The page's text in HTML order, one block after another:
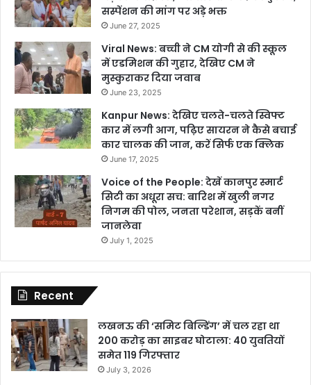
सस्पेंशन की मांग पर अड़े भक्त
June 27, 2025
Viral News: बच्ची ने CM योगी से की स्कूल
में एडमिशन की गुहार, देखिए CM ने
मुस्कुराकर दिया जवाब
June 23, 2025
Kanpur News: देखिए चलते-चलते स्विफ्ट
कार में लगी आग, पढ़िए सायरन ने कैसे बचाई
कार चालक की जान, करें सिर्फ एक क्लिक
June 17, 2025
Voice of the People: देखें कानपुर स्मार्ट
सिटी का अधूरा सच: बारिश में खुली नगर
निगम की पोल, जनता परेशान, सड़कें बनीं
जानलेवा
July 1, 2025
Recent
लखनऊ की ‘समिट बिल्डिंग’ में चल रहा था
200 करोड़ का साइबर घोटाला: 40 युवतियों
समेत 119 गिरफ्तार
July 3, 2026